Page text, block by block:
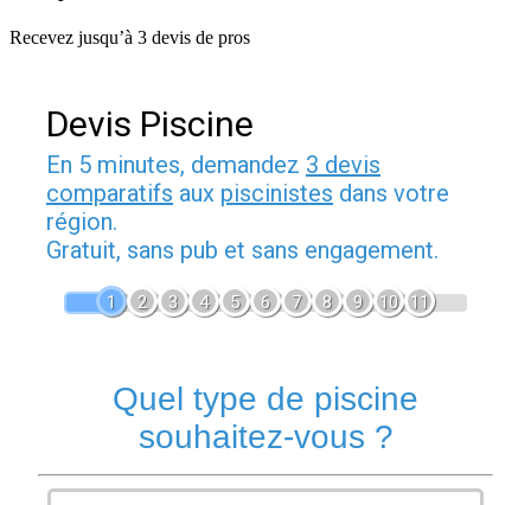
Recevez jusqu’à 3 devis de pros
Devis Piscine
En 5 minutes, demandez 3 devis
comparatifs aux piscinistes dans votre
région.
Gratuit, sans pub et sans engagement.
1 2 3 4 5 6 7 8 9 10 11
Quel type de piscine
souhaitez-vous ?